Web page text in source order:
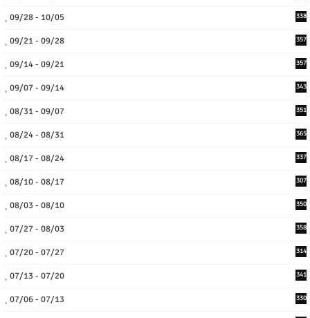
09/28 - 10/05 338
09/21 - 09/28 357
09/14 - 09/21 357
09/07 - 09/14 343
08/31 - 09/07 351
08/24 - 08/31 365
08/17 - 08/24 337
08/10 - 08/17 307
08/03 - 08/10 350
07/27 - 08/03 358
07/20 - 07/27 314
07/13 - 07/20 341
07/06 - 07/13 330